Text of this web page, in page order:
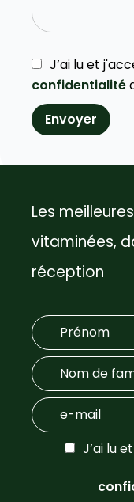
J’ai lu et
confidentialité
Envoyer
Les
vitaminées,
réception
J’ai lu